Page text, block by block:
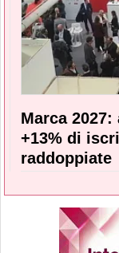
Marca
+13% di
raddoppiate